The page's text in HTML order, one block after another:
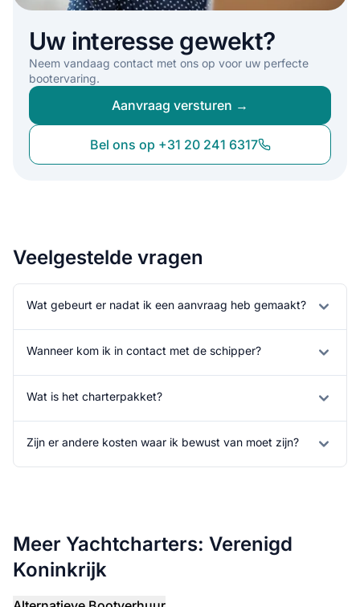
Uw interesse gewekt?
Neem vandaag contact met ons op voor uw perfecte
bootervaring.
Aanvraag versturen →
Bel ons op +31 20 241 6317
Veelgestelde vragen
Wat gebeurt er nadat ik een aanvraag heb gemaakt?
Wanneer kom ik in contact met de schipper?
Wat is het charterpakket?
Zijn er andere kosten waar ik bewust van moet zijn?
Meer Yachtcharters: Verenigd
Koninkrijk